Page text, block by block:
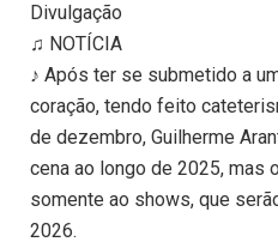
Divulgação
♫ NOTÍCIA
♪ Após ter se submetido a
coração, tendo feito
de dezembro, Guilherme
cena ao longo de 2025, mas
somente ao shows, que
2026.